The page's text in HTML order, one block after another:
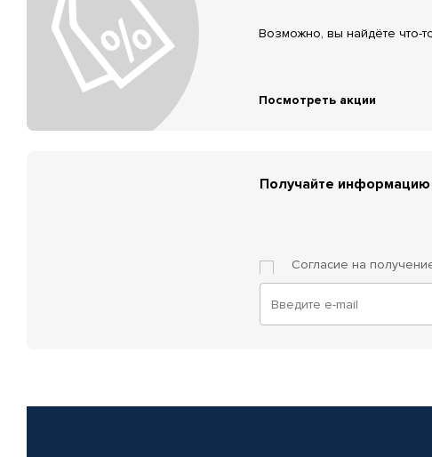
Возможно, вы найдёте что-
Посмотреть акции
Получайте информацию
Согласие на